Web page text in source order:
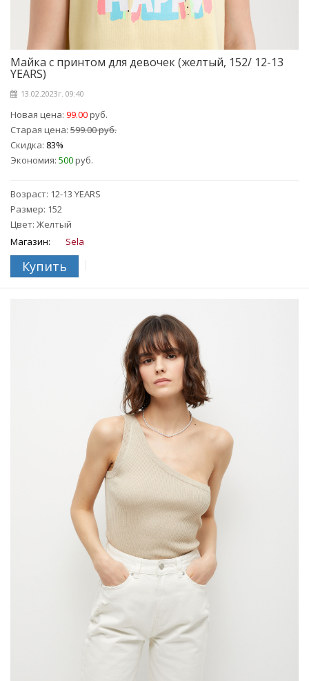
Майка с принтом для девочек (желтый, 152/ 12-13
YEARS)
13.02.2023г. 09:40
Новая цена: 99.00руб.
Старая цена: 599.00 руб.
Скидка: 83%
Экономия: 500руб.
Возраст: 12-13 YEARS
Размер: 152
Цвет: Желтый
Магазин:
Sela
Купить